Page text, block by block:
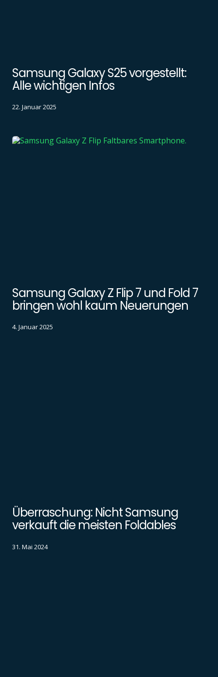
Samsung Galaxy S25 vorgestellt:
Alle wichtigen Infos
22. Januar 2025
Samsung Galaxy Z Flip 7 und Fold 7
bringen wohl kaum Neuerungen
4. Januar 2025
Überraschung: Nicht Samsung
verkauft die meisten Foldables
31. Mai 2024